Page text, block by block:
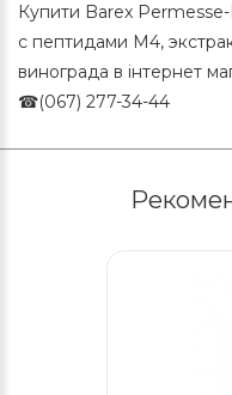
Купити Barex
с пептидами М4,
винограда в інтернет
☎(067) 277-34-44